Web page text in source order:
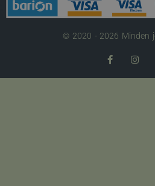
© 2020 - 2026 Minden